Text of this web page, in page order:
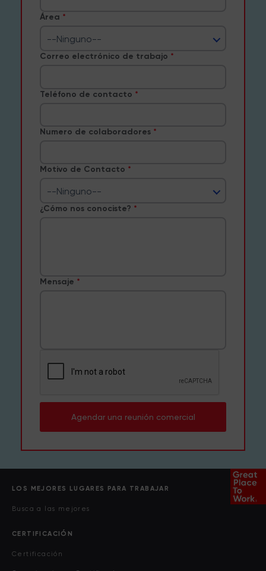
Área
--Ninguno--
Correo electrónico de trabajo
Teléfono de contacto
Numero de colaboradores
Motivo de Contacto
--Ninguno--
¿Cómo nos conociste?
Mensaje
Agendar una reunión comercial
LOS MEJORES LUGARES PARA TRABAJAR
Busca a las mejores
CERTIFICACIÓN
Certificación